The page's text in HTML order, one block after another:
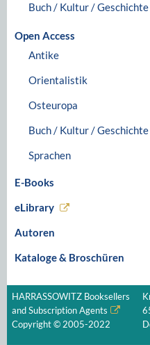
Buch / Kultur / Geschichte
Open Access
Antike
Orientalistik
Osteuropa
Buch / Kultur / Geschichte
Sprachen
E-Books
eLibrary
Autoren
Kataloge & Broschüren
HARRASSOWITZ Booksellers
and Subscription Agents
Copyright © 2005-2022